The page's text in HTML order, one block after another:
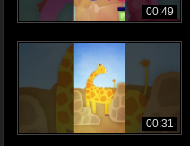
00:49
00:31